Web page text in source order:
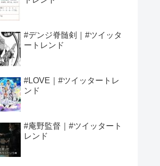
#デンジ脊髄剣｜#ツイッタ
ートレンド
#LOVE｜#ツイッタートレ
ンド
#庵野監督｜#ツイッタート
レンド